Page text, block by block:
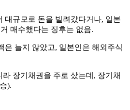
대규모로 돈을 빌려갔다거나, 일본
매수했다는 징후는 없음.
은 늘지 않았고, 일본인은 해외주식
장기채권을 주로 샀는데, 장기채
).